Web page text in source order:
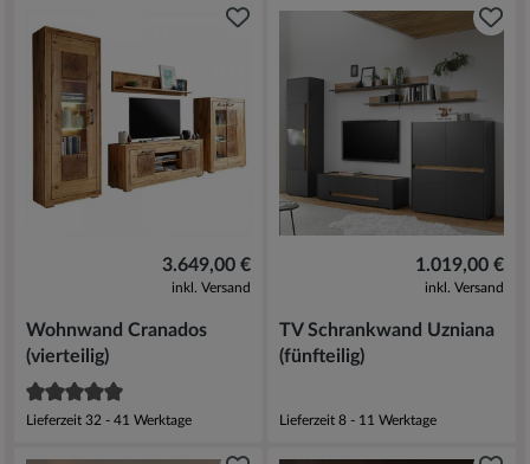
3.649,00 €
inkl. Versand
Wohnwand Cranados
(vierteilig)
Lieferzeit 32 - 41 Werktage
1.019,00 €
inkl. Versand
TV Schrankwand Uzniana
(fünfteilig)
Lieferzeit 8 - 11 Werktage